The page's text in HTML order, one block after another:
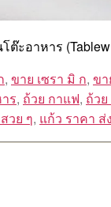
ต๊ะอาหาร
, ขาย เซรา มิ ก, ขา
ร, ถ้วย กาแฟ, ถ้ว
วย ๆ, แก้ว ราคา ส่ง